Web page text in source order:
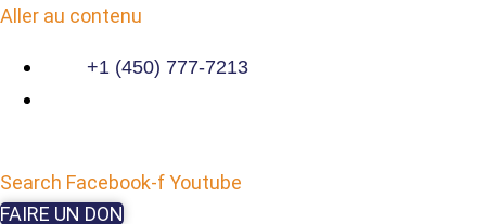
Aller au contenu
+1 (450) 777-7213
Search Facebook-fYoutube
FAIRE UN DON